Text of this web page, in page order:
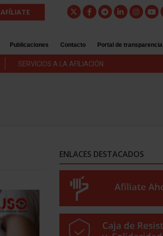
AFÍLIATE
Publicaciones Contacto Portal de transparencia
SERVICIOS A LA AFILIACIÓN
ENLACES DESTACADOS